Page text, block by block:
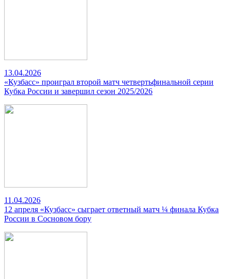
13.04.2026
«Кузбасс» проиграл второй матч четвертьфинальной серии
Кубка России и завершил сезон 2025/2026
11.04.2026
12 апреля «Кузбасс» сыграет ответный матч ¼ финала Кубка
России в Сосновом бору